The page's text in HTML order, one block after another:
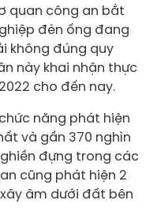
quan công an bắt
đèn ống đang
không đúng quy
này khai nhận thực
cho đến nay.
năng phát hiện
và gần 370 nghìn
đựng trong các
cũng phát hiện 2
âm dưới đất bên